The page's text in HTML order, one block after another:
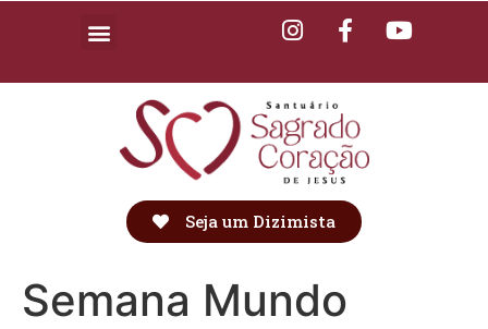
Seja um Dizimista
Semana Mundo